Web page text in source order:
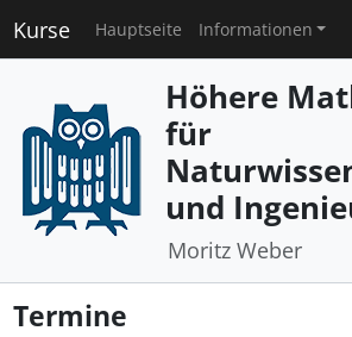
Kurse Hauptseite Informationen
Höhere
für
und
Moritz Weber
Termine